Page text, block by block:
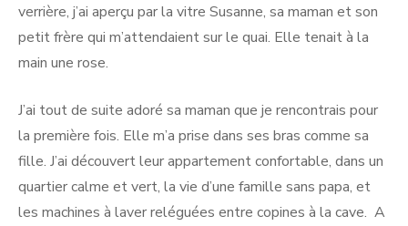
verrière, j’ai aperçu par la vitre Susanne, sa maman et son
petit frère qui m’attendaient sur le quai. Elle tenait à la
main une rose.
J’ai tout de suite adoré sa maman que je rencontrais pour
la première fois. Elle m’a prise dans ses bras comme sa
fille. J’ai découvert leur appartement confortable, dans un
quartier calme et vert, la vie d’une famille sans papa, et
les machines à laver reléguées entre copines à la cave. A